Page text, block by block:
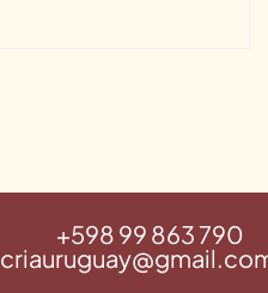
‪+598 99 863 790‬